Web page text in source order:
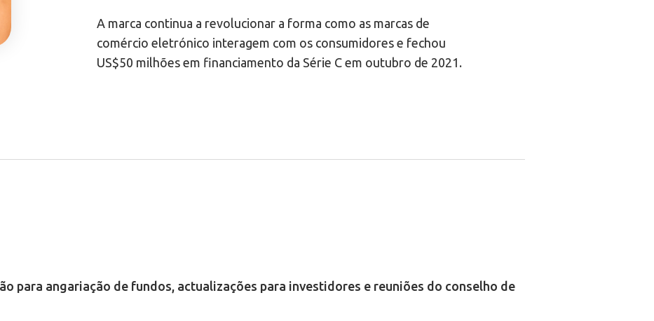
A marca continua a revolucionar a forma como as marcas de
comércio eletrónico interagem com os consumidores e fechou
US$50 milhões em financiamento da Série C em outubro de 2021.
para angariação de fundos, actualizações para investidores e reuniões do conselho de